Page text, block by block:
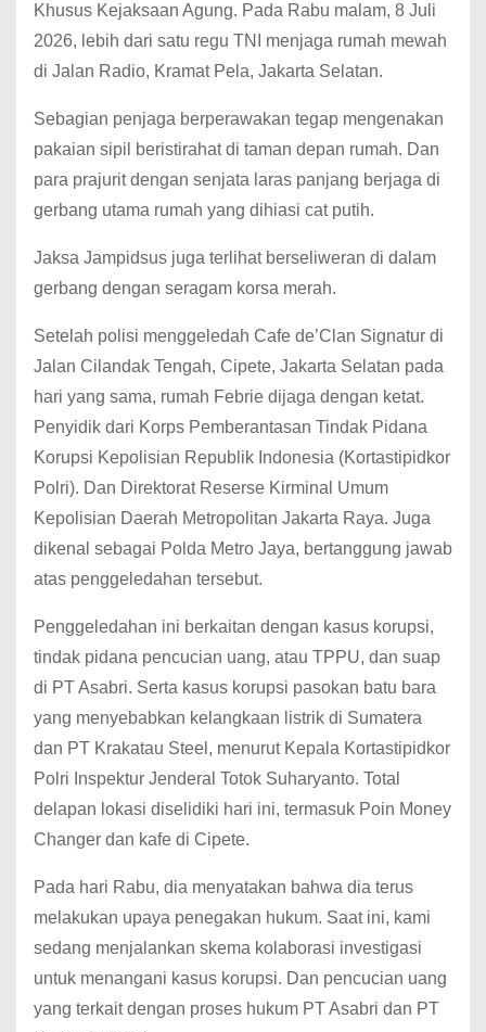
Khusus Kejaksaan Agung. Pada Rabu malam, 8 Juli
2026, lebih dari satu regu TNI menjaga rumah mewah
di Jalan Radio, Kramat Pela, Jakarta Selatan.
Sebagian penjaga berperawakan tegap mengenakan
pakaian sipil beristirahat di taman depan rumah. Dan
para prajurit dengan senjata laras panjang berjaga di
gerbang utama rumah yang dihiasi cat putih.
Jaksa Jampidsus juga terlihat berseliweran di dalam
gerbang dengan seragam korsa merah.
Setelah polisi menggeledah Cafe de’Clan Signatur di
Jalan Cilandak Tengah, Cipete, Jakarta Selatan pada
hari yang sama, rumah Febrie dijaga dengan ketat.
Penyidik dari Korps Pemberantasan Tindak Pidana
Korupsi Kepolisian Republik Indonesia (Kortastipidkor
Polri). Dan Direktorat Reserse Kirminal Umum
Kepolisian Daerah Metropolitan Jakarta Raya. Juga
dikenal sebagai Polda Metro Jaya, bertanggung jawab
atas penggeledahan tersebut.
Penggeledahan ini berkaitan dengan kasus korupsi,
tindak pidana pencucian uang, atau TPPU, dan suap
di PT Asabri. Serta kasus korupsi pasokan batu bara
yang menyebabkan kelangkaan listrik di Sumatera
dan PT Krakatau Steel, menurut Kepala Kortastipidkor
Polri Inspektur Jenderal Totok Suharyanto. Total
delapan lokasi diselidiki hari ini, termasuk Poin Money
Changer dan kafe di Cipete.
Pada hari Rabu, dia menyatakan bahwa dia terus
melakukan upaya penegakan hukum. Saat ini, kami
sedang menjalankan skema kolaborasi investigasi
untuk menangani kasus korupsi. Dan pencucian uang
yang terkait dengan proses hukum PT Asabri dan PT